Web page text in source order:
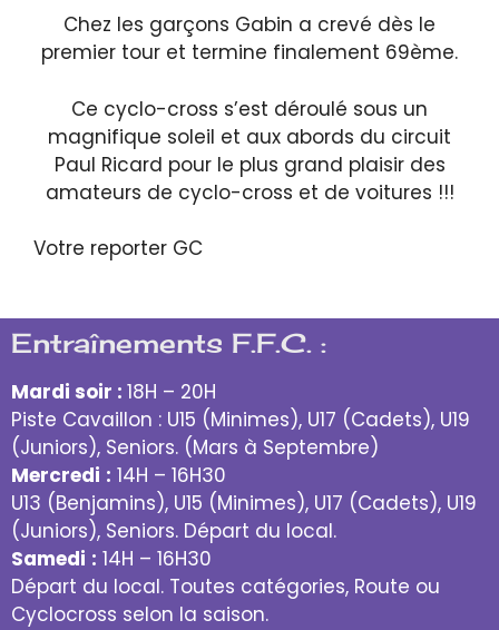
Chez les garçons Gabin a crevé dès le
premier tour et termine finalement 69ème.
Ce cyclo-cross s’est déroulé sous un
magnifique soleil et aux abords du circuit
Paul Ricard pour le plus grand plaisir des
amateurs de cyclo-cross et de voitures !!!
Votre reporter GC
Entraînements F.F.C. :
Mardi soir : 18H – 20H
Piste Cavaillon : U15 (Minimes), U17 (Cadets), U19
(Juniors), Seniors. (Mars à Septembre)
Mercredi : 14H – 16H30
U13 (Benjamins), U15 (Minimes), U17 (Cadets), U19
(Juniors), Seniors. Départ du local.
Samedi : 14H – 16H30
Départ du local. Toutes catégories, Route ou
Cyclocross selon la saison.